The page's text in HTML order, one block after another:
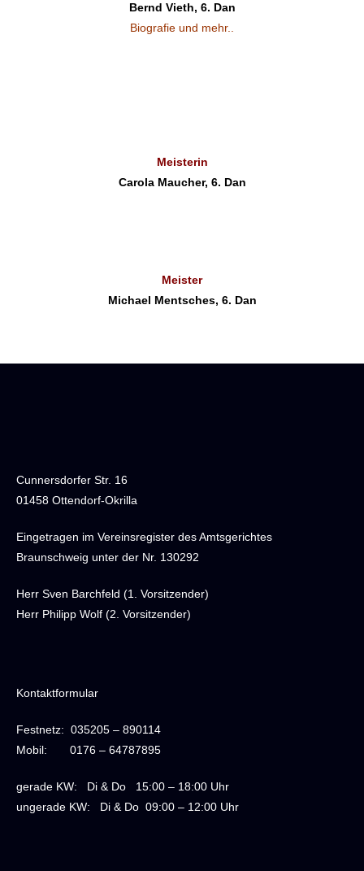
Bernd Vieth, 6. Dan
Biografie und mehr..
Meisterin
Carola Maucher, 6. Dan
Meister
Michael Mentsches, 6. Dan
Cunnersdorfer Str. 16
01458 Ottendorf-Okrilla
Eingetragen im Vereinsregister des Amtsgerichtes
Braunschweig unter der Nr. 130292
Herr Sven Barchfeld (1. Vorsitzender)
Herr Philipp Wolf (2. Vorsitzender)
Kontaktformular
Festnetz: 035205 – 890114
Mobil: 0176 – 64787895
gerade KW: Di & Do 15:00 – 18:00 Uhr
ungerade KW: Di & Do 09:00 – 12:00 Uhr